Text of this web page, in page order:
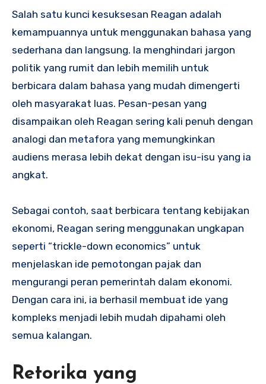
Salah satu kunci kesuksesan Reagan adalah
kemampuannya untuk menggunakan bahasa yang
sederhana dan langsung. Ia menghindari jargon
politik yang rumit dan lebih memilih untuk
berbicara dalam bahasa yang mudah dimengerti
oleh masyarakat luas. Pesan-pesan yang
disampaikan oleh Reagan sering kali penuh dengan
analogi dan metafora yang memungkinkan
audiens merasa lebih dekat dengan isu-isu yang ia
angkat.
Sebagai contoh, saat berbicara tentang kebijakan
ekonomi, Reagan sering menggunakan ungkapan
seperti “trickle-down economics” untuk
menjelaskan ide pemotongan pajak dan
mengurangi peran pemerintah dalam ekonomi.
Dengan cara ini, ia berhasil membuat ide yang
kompleks menjadi lebih mudah dipahami oleh
semua kalangan.
Retorika yang